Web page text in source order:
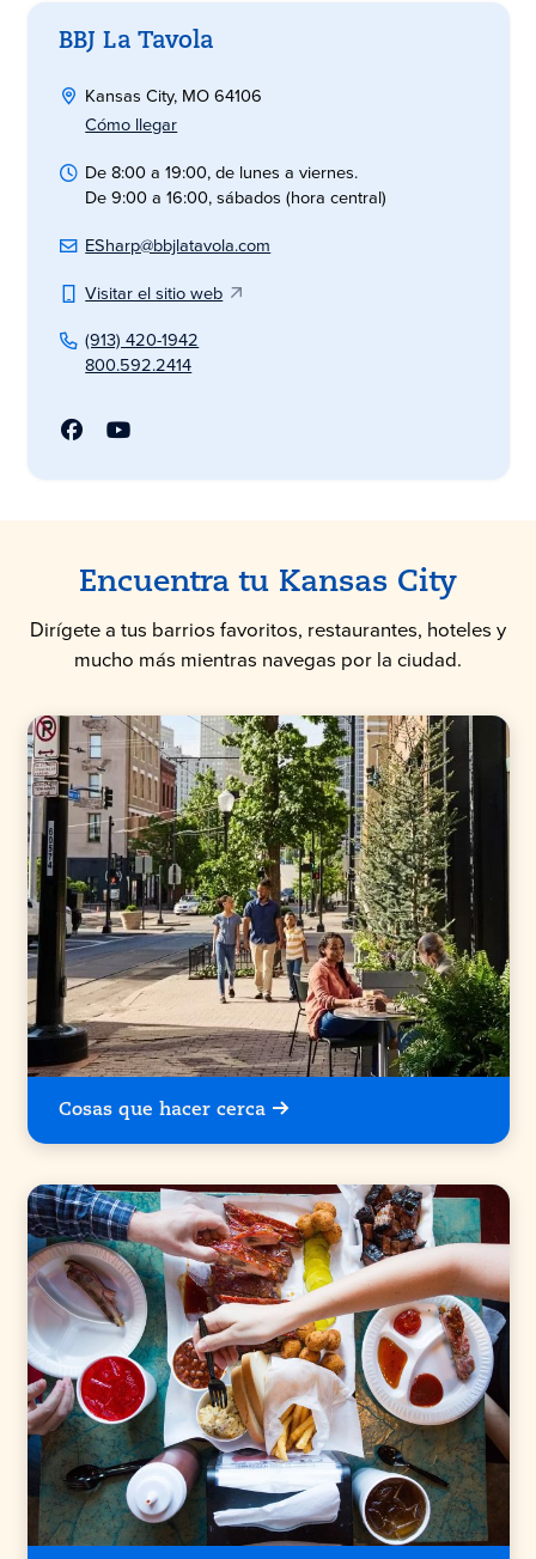
BBJ La Tavola
Kansas City, MO 64106
Cómo llegar
De 8:00 a 19:00, de lunes a viernes.
De 9:00 a 16:00, sábados (hora central)
ESharp@bbjlatavola.com
Visitar el sitio web
(913) 420-1942
800.592.2414
Encuentra tu Kansas City
Dirígete a tus barrios favoritos, restaurantes, hoteles y
mucho más mientras navegas por la ciudad.
Cosas que hacer cerca